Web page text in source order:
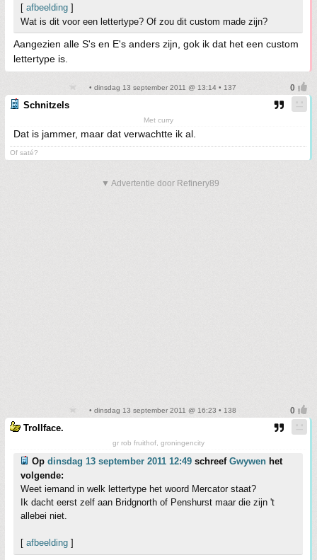
[ afbeelding ]
Wat is dit voor een lettertype? Of zou dit custom made zijn?
Aangezien alle S's en E's anders zijn, gok ik dat het een custom
lettertype is.
• dinsdag 13 september 2011 @ 13:14 • 137
Schnitzels
Met curry
Dat is jammer, maar dat verwachtte ik al.
Of saté?
▼ Advertentie door Refinery89
• dinsdag 13 september 2011 @ 16:23 • 138
Trollface.
gr rob fruithof, groningencity
Op dinsdag 13 september 2011 12:49 schreef Gwywen het
volgende:
Weet iemand in welk lettertype het woord Mercator staat?
Ik dacht eerst zelf aan Bridgnorth of Penshurst maar die zijn 't
allebei niet.
[ afbeelding ]